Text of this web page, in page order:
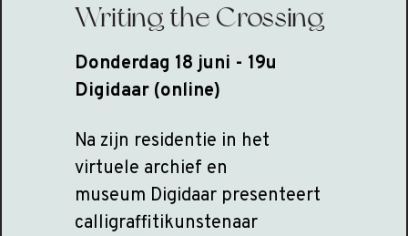
Writing the Crossing
Donderdag 18 juni - 19u
Digidaar (online)
Na zijn residentie in het
virtuele archief en
museum Digidaar presenteert
calligraffitikunstenaar